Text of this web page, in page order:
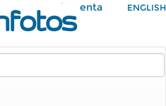
Mi Cuenta ENGLISH